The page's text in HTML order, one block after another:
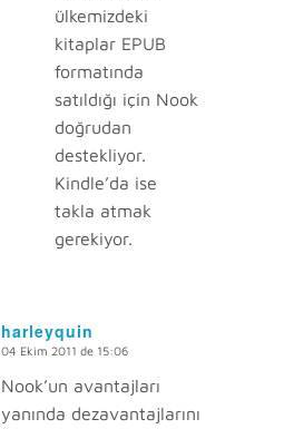
ülkemizdeki
kitaplar EPUB
formatında
satıldığı için Nook
doğrudan
destekliyor.
Kindle’da ise
takla atmak
gerekiyor.
harleyquin
says:
04 Ekim 2011 de 15:06
Nook’un avantajları
yanında dezavantajlarını